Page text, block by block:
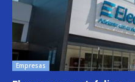
Empresas